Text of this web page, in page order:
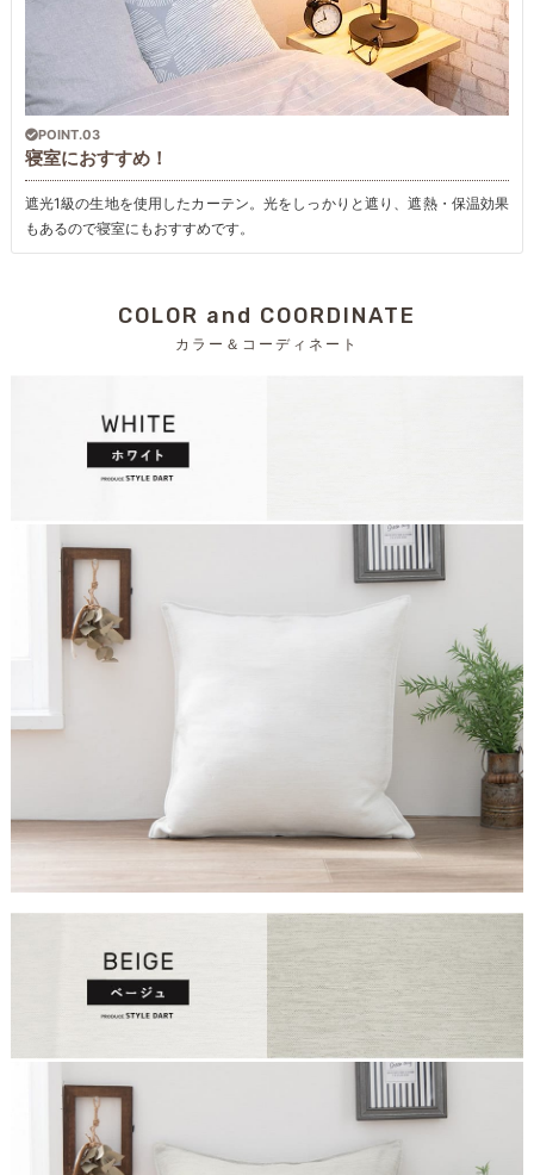
POINT.03
寝室におすすめ！
遮光1級の生地を使用したカーテン。光をしっかりと遮り、遮熱・保温効果
もあるので寝室にもおすすめです。
COLOR and COORDINATE
カラー＆コーディネート